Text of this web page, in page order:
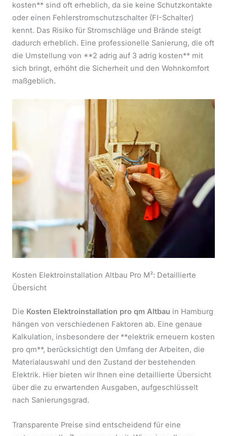
kosten** sind oft erheblich, da sie keine Schutzkontakte
oder einen Fehlerstromschutzschalter (FI-Schalter)
kennt. Das Risiko für Stromschläge und Brände steigt
dadurch erheblich. Eine professionelle Sanierung, die oft
die Umstellung von **2 adrig auf 3 adrig kosten** mit
sich bringt, erhöht die Sicherheit und den Wohnkomfort
maßgeblich.
Kosten Elektroinstallation Altbau Pro M²: Detaillierte
Übersicht
Die Kosten Elektroinstallation pro qm Altbau in Hamburg
hängen von verschiedenen Faktoren ab. Eine genaue
Kalkulation, insbesondere der **elektrik erneuern kosten
pro qm**, berücksichtigt den Umfang der Arbeiten, die
Materialauswahl und den Zustand der bestehenden
Elektrik. Hier bieten wir Ihnen eine detaillierte Übersicht
über die zu erwartenden Ausgaben, aufgeschlüsselt
nach Sanierungsgrad.
Transparente Preise sind entscheidend für eine